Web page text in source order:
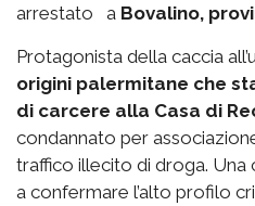
arrestato a Bovalino,
Protagonista della caccia
origini palermitane che
di carcere alla Casa di
condannato per
traffico illecito di droga. Una
a confermare l’alto profilo